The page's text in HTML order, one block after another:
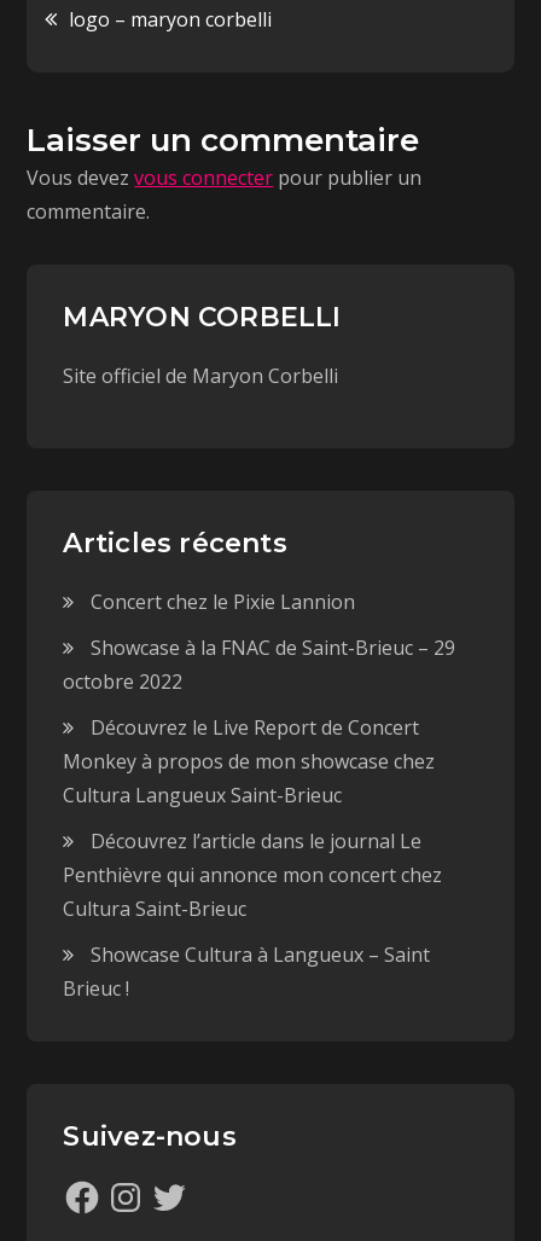
logo – maryon corbelli
Laisser un commentaire
Vous devezvous connecter pour publier un
commentaire.
MARYON CORBELLI
Site officiel de Maryon Corbelli
Articles récents
Concert chez le Pixie Lannion
Showcase à la FNAC de Saint-Brieuc – 29
octobre 2022
Découvrez le Live Report de Concert
Monkey à propos de mon showcase chez
Cultura Langueux Saint-Brieuc
Découvrez l’article dans le journal Le
Penthièvre qui annonce mon concert chez
Cultura Saint-Brieuc
Showcase Cultura à Langueux – Saint
Brieuc !
Suivez-nous